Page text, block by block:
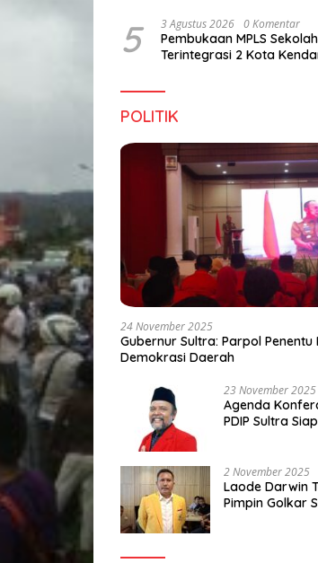
5 3 Agustus 2026 0 Komentar
Pembukaan MPLS
Terintegrasi 2 Kota
POLITIK
24 November 2025
Gubernur Sultra: Parpol Penentu
Demokrasi Daerah
23 November 2025
Agenda
PDIP Sultra
2 November 2025
Laode Darwin
Pimpin Golkar